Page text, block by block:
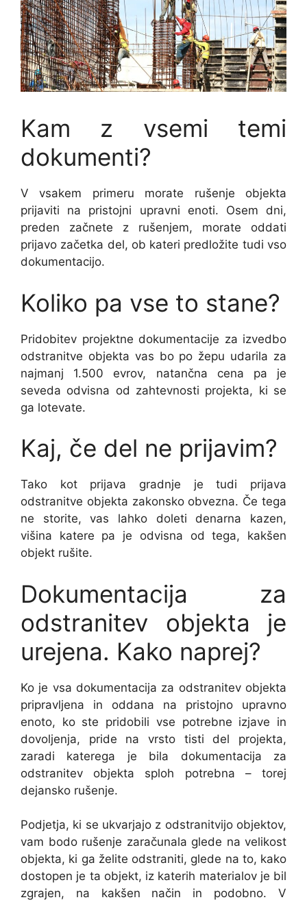
Kam z vsemi temi
dokumenti?
V vsakem primeru morate rušenje objekta
prijaviti na pristojni upravni enoti. Osem dni,
preden začnete z rušenjem, morate oddati
prijavo začetka del, ob kateri predložite tudi vso
dokumentacijo.
Koliko pa vse to stane?
Pridobitev projektne dokumentacije za izvedbo
odstranitve objekta vas bo po žepu udarila za
najmanj 1.500 evrov, natančna cena pa je
seveda odvisna od zahtevnosti projekta, ki se
ga lotevate.
Kaj, če del ne prijavim?
Tako kot prijava gradnje je tudi prijava
odstranitve objekta zakonsko obvezna. Če tega
ne storite, vas lahko doleti denarna kazen,
višina katere pa je odvisna od tega, kakšen
objekt rušite.
Dokumentacija za
odstranitev objekta je
urejena. Kako naprej?
Ko je vsa dokumentacija za odstranitev objekta
pripravljena in oddana na pristojno upravno
enoto, ko ste pridobili vse potrebne izjave in
dovoljenja, pride na vrsto tisti del projekta,
zaradi katerega je bila dokumentacija za
odstranitev objekta sploh potrebna – torej
dejansko rušenje.
Podjetja, ki se ukvarjajo z odstranitvijo objektov,
vam bodo rušenje zaračunala glede na velikost
objekta, ki ga želite odstraniti, glede na to, kako
dostopen je ta objekt, iz katerih materialov je bil
zgrajen, na kakšen način in podobno. V